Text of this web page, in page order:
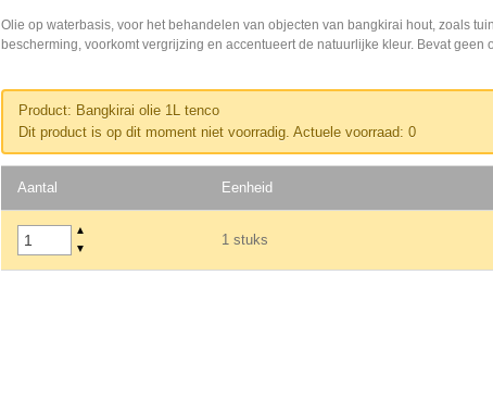
Olie op waterbasis, voor het behandelen van objecten van bangkirai hout, zoals
bescherming, voorkomt vergrijzing en accentueert de natuurlijke kleur. Bevat
Product: Bangkirai olie 1L tenco
Dit product is op dit moment niet voorradig. Actuele voorraad: 0
Aantal Eenheid
▲
▼
1 stuks